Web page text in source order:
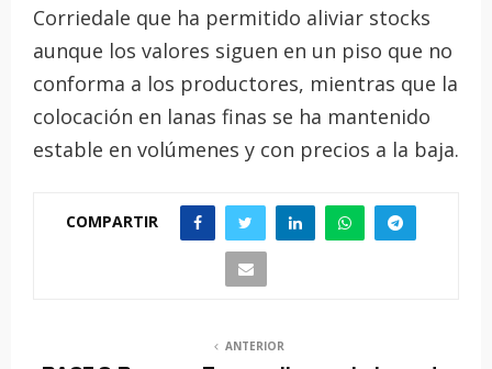
Corriedale que ha permitido aliviar stocks
aunque los valores siguen en un piso que no
conforma a los productores, mientras que la
colocación en lanas finas se ha mantenido
estable en volúmenes y con precios a la baja.
COMPARTIR
ANTERIOR